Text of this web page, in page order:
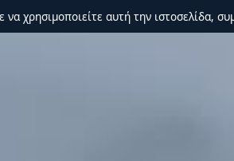
να χρησιμοποιείτε αυτή την ιστοσελίδα,